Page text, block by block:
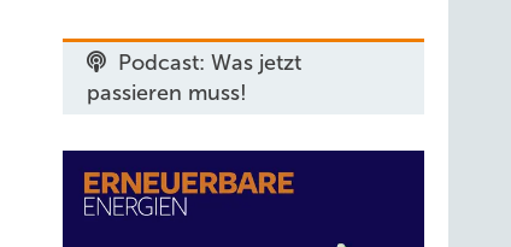
Podcast: Was jetzt
passieren muss!